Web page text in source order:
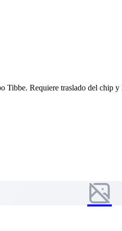
Requiere traslado del chip